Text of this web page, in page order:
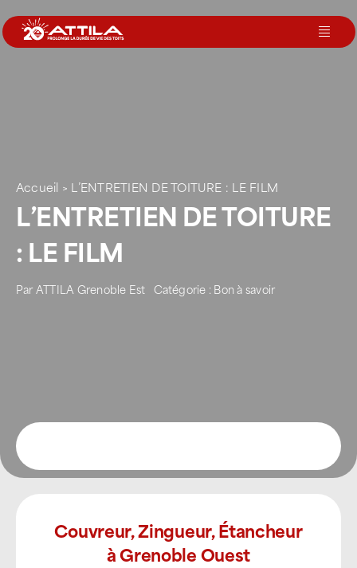
au
contenu
Nos agences
Votre toit
Rejoignez-nous
Accueil > L’ENTRETIEN DE TOITURE : LE FILM
L’ENTRETIEN DE TOITURE
: LE FILM
ParATTILA Grenoble Est Catégorie : Bon à savoir
Couvreur, Zingueur, Étancheur
à Grenoble Ouest